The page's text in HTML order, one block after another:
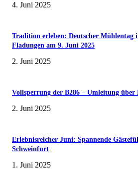
4. Juni 2025
Tradition erleben: Deutscher Mühlentag
Fladungen am 9. Juni 2025
2. Juni 2025
Vollsperrung der B286 – Umleitung über
2. Juni 2025
Erlebnisreicher Juni: Spannende
Schweinfurt
1. Juni 2025